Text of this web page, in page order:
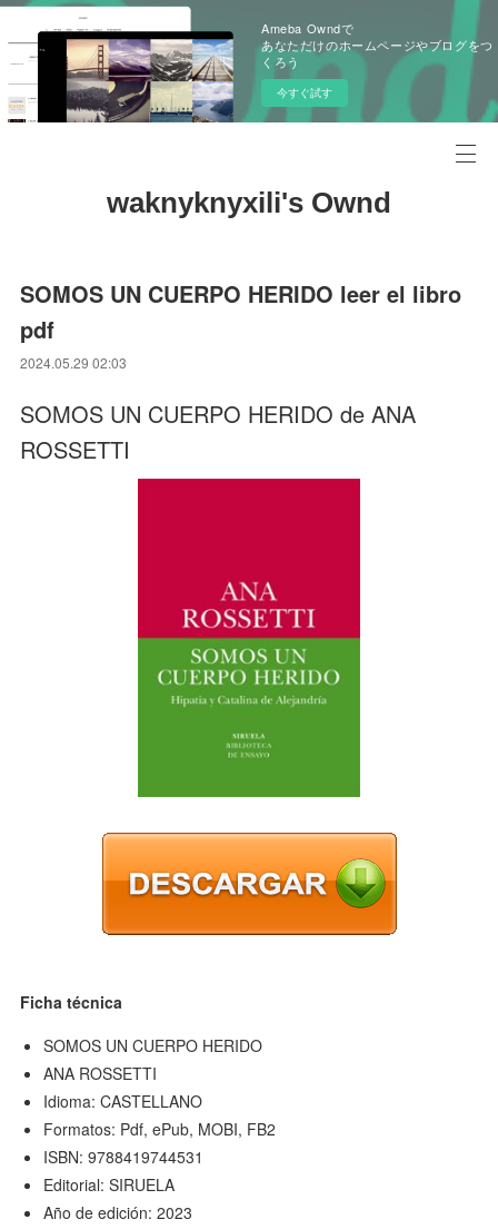
Ameba Owndで
あなただけのホームページやブログをつ
くろう
今すぐ試す
waknyknyxili's Ownd
SOMOS UN CUERPO HERIDO leer el libro
pdf
2024.05.29 02:03
SOMOS UN CUERPO HERIDO de ANA
ROSSETTI
Ficha técnica
SOMOS UN CUERPO HERIDO
ANA ROSSETTI
Idioma: CASTELLANO
Formatos: Pdf, ePub, MOBI, FB2
ISBN: 9788419744531
Editorial: SIRUELA
Año de edición: 2023